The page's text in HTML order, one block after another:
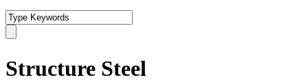
Structure Steel